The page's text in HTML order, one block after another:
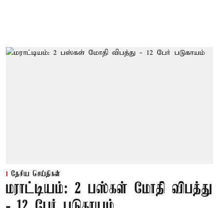
தேசிய செய்திகள்
மராட்டியம்: 2 பஸ்கள் மோதி விபத்து